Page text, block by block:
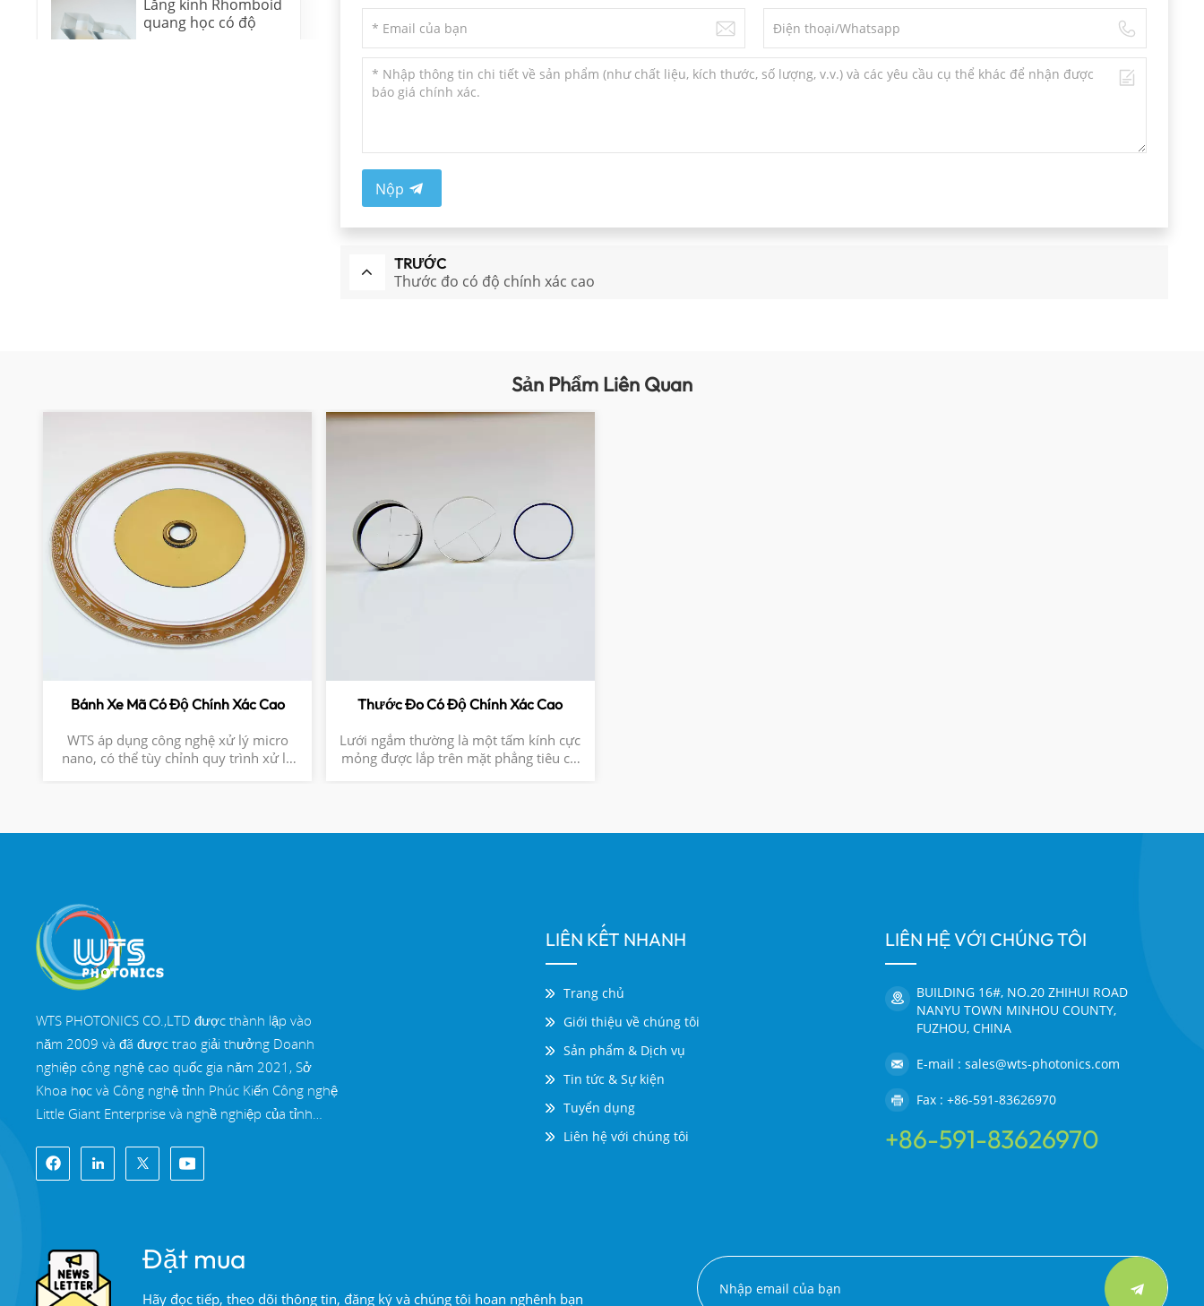
Lăng kính Rhomboid
quang học có độ
Nộp
TRƯỚC
Thước đo có độ chính xác cao
Sản Phẩm Liên Quan
Bánh Xe Mã Có Độ Chính Xác Cao
WTS áp dụng công nghệ xử lý micro
nano, có thể tùy chỉnh quy trình xử lý
nhau.
Thước Đo Có Độ Chính Xác Cao
Lưới ngắm thường là một tấm kính cực
mỏng được lắp trên mặt phẳng tiêu cự
vào quá trình chụp ảnh và có yêu cầu
WTS PHOTONICS CO.,LTD được thành lập vào
năm 2009 và đã được trao giải thưởng Doanh
nghiệp công nghệ cao quốc gia năm 2021, Sở
Khoa học và Công nghệ tỉnh Phúc Kiến Công nghệ
Little Giant Enterprise và nghề nghiệp của tỉnh
hóa-đổi mới vào năm 2022. WTS định vị tại Thành
phố ven biển Đông Nam xinh đẹp, Phúc Châu,
chuẩn, một nhóm của đội ngũ kỹ thuật lành nghề
và một hệ thống xử lý quang học hoàn chỉnh, hệ
thống sơn phủ, hệ thống lắp ráp và hệ thống kiểm
LIÊN KẾT NHANH
Trang chủ
Giới thiệu về chúng tôi
Sản phẩm & Dịch vụ
Tin tức & Sự kiện
Tuyển dụng
Liên hệ với chúng tôi
LIÊN HỆ VỚI CHÚNG TÔI
BUILDING 16#, NO.20 ZHIHUI ROAD
NANYU TOWN MINHOU COUNTY,
FUZHOU, CHINA
E-mail : sales@wts-photonics.com
Fax : +86-591-83626970
+86-591-83626970
Đặt mua
Hãy đọc tiếp, theo dõi thông tin, đăng ký và chúng tôi hoan nghênh bạn